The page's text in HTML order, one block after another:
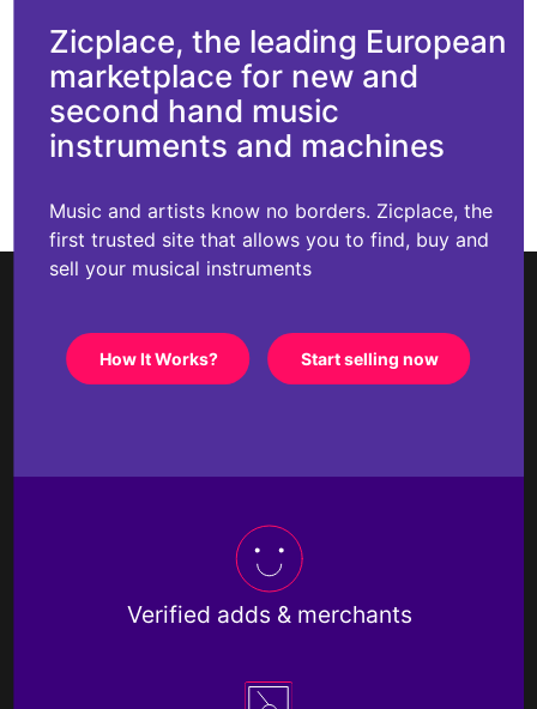
Zicplace, the leading European
marketplace for new and
second hand music
instruments and machines
Music and artists know no borders. Zicplace, the
first trusted site that allows you to find, buy and
sell your musical instruments
How It Works? Start selling now
Verified adds & merchants